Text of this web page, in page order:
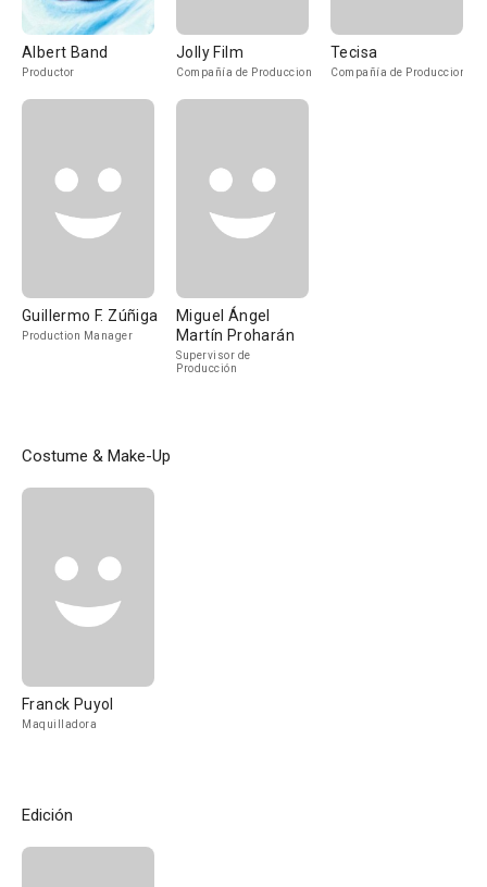
Albert Band
Productor
Jolly Film
Compañía de Produccion
Tecisa
Compañía de Produccion
Guillermo F. Zúñiga
Production Manager
Miguel Ángel
Martín Proharán
Supervisor de
Producción
Costume & Make-Up
Franck Puyol
Maquilladora
Edición